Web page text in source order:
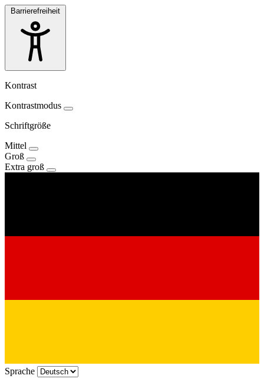
Barrierefreiheit
Kontrast
Kontrastmodus
Schriftgröße
Mittel
Groß
Extra groß
Sprache